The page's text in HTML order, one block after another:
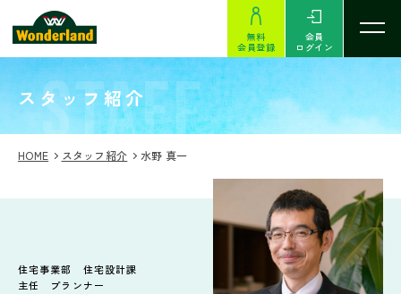
無料
会員登録
会員
ログイン
スタッフ紹介
STAFF
HOME スタッフ紹介 水野 真一
住宅事業部
住宅設計課
主任 プランナー